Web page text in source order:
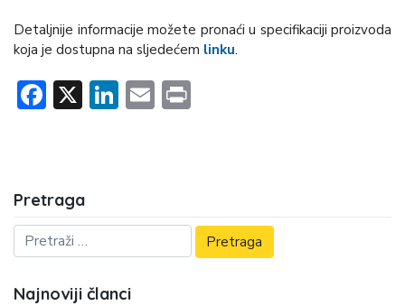
Detaljnije informacije možete pronaći u specifikaciji proizvoda
koja je dostupna na sljedećem linku.
Facebook
X LinkedIn
Email
Pretraga
Najnoviji članci